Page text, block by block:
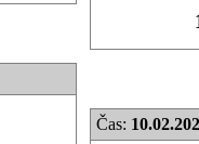
Čas: